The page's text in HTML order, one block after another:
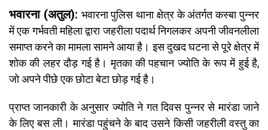
भवारना (अतुल): भवारना पुलिस थाना क्षेत्र के अंतर्गत कस्बा पुन्नर
में एक गर्भवती महिला द्वारा जहरीला पदार्थ निगलकर अपनी जीवनलीला
समाप्त करने का मामला सामने आया है। इस दुखद घटना से पूरे क्षेत्र में
शोक की लहर दौड़ गई है। मृतका की पहचान ज्योति के रूप में हुई है,
जो अपने पीछे एक छोटा बेटा छोड़ गई है।
प्राप्त जानकारी के अनुसार ज्योति ने गत दिवस पुन्नर से मारंडा जाने
के लिए बस ली। मारंडा पहुंचने के बाद उसने किसी जहरीली वस्तु का